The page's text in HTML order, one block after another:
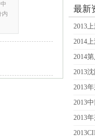
内
最新
2013
2014
2014
2013
2013
2013
2013